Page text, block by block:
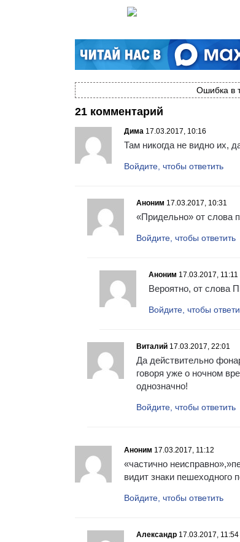
Ошибка в
21 комментарий
Дима 17.03.2017, 10:16
Там никогда не видно их,
Войдите, чтобы ответить
Аноним 17.03.2017, 10:31
«Придельно» от слова
Войдите, чтобы ответить
Аноним 17.03.2017, 11:11
Вероятно, от слова
Войдите, чтобы
Виталий 17.03.2017, 22:01
Да действительно
говоря уже о ночном
однозначно!
Войдите, чтобы ответить
Аноним 17.03.2017, 11:12
«частично
видит знаки пешеходного
Войдите, чтобы ответить
Александр 17.03.2017, 11:54